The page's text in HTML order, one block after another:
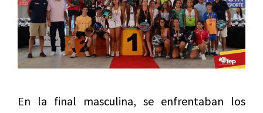
En la final masculina, se enfrentaban los